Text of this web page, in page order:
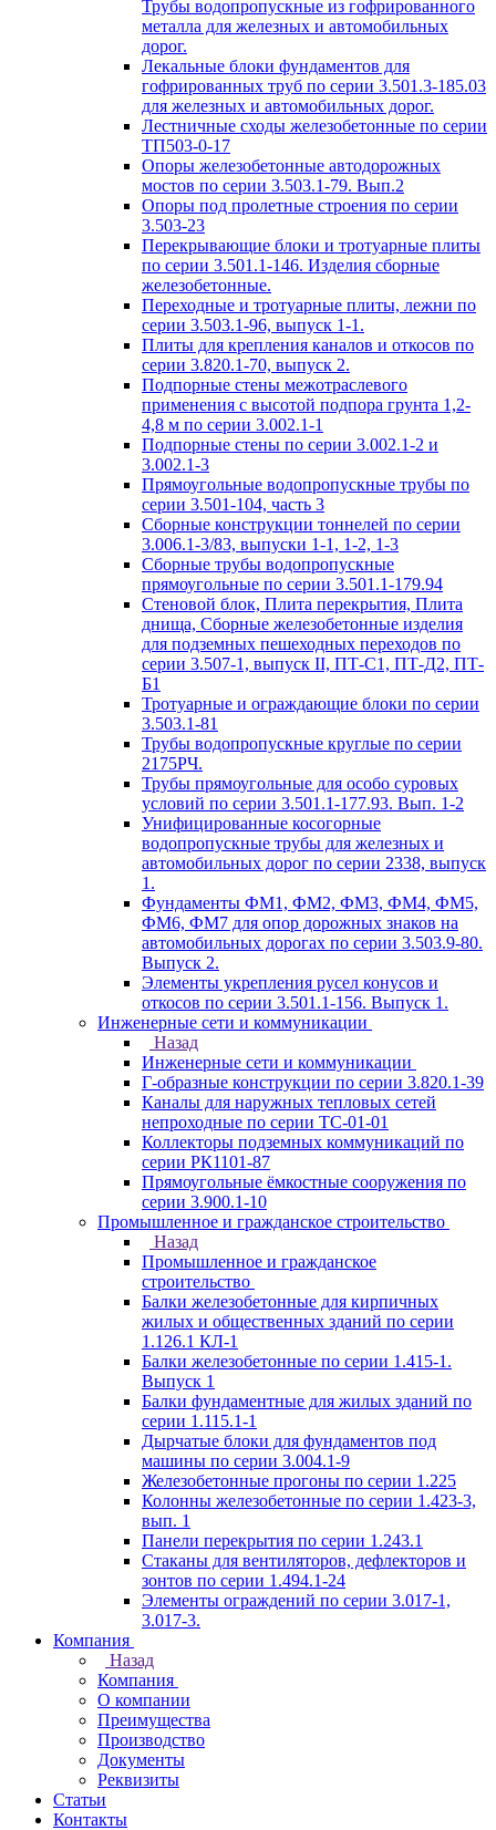
Трубы водопропускные из гофрированного
металла для железных и автомобильных
дорог.
Лекальные блоки фундаментов для
гофрированных труб по серии 3.501.3-185.03
для железных и автомобильных дорог.
Лестничные сходы железобетонные по серии
ТП503-0-17
Опоры железобетонные автодорожных
мостов по серии 3.503.1-79. Вып.2
Опоры под пролетные строения по серии
3.503-23
Перекрывающие блоки и тротуарные плиты
по серии 3.501.1-146. Изделия сборные
железобетонные.
Переходные и тротуарные плиты, лежни по
серии 3.503.1-96, выпуск 1-1.
Плиты для крепления каналов и откосов по
серии 3.820.1-70, выпуск 2.
Подпорные стены межотраслевого
применения с высотой подпора грунта 1,2-
4,8 м по серии 3.002.1-1
Подпорные стены по серии 3.002.1-2 и
3.002.1-3
Прямоугольные водопропускные трубы по
серии 3.501-104, часть 3
Сборные конструкции тоннелей по серии
3.006.1-3/83, выпуски 1-1, 1-2, 1-3
Сборные трубы водопропускные
прямоугольные по серии 3.501.1-179.94
Стеновой блок, Плита перекрытия, Плита
днища, Сборные железобетонные изделия
для подземных пешеходных переходов по
серии 3.507-1, выпуск II, ПТ-С1, ПТ-Д2, ПТ-
Б1
Тротуарные и ограждающие блоки по серии
3.503.1-81
Трубы водопропускные круглые по серии
2175РЧ.
Трубы прямоугольные для особо суровых
условий по серии 3.501.1-177.93. Вып. 1-2
Унифицированные косогорные
водопропускные трубы для железных и
автомобильных дорог по серии 2338, выпуск
1.
Фундаменты ФМ1, ФМ2, ФМ3, ФМ4, ФМ5,
ФМ6, ФМ7 для опор дорожных знаков на
автомобильных дорогах по серии 3.503.9-80.
Выпуск 2.
Элементы укрепления русел конусов и
откосов по серии 3.501.1-156. Выпуск 1.
Инженерные сети и коммуникации
Назад
Инженерные сети и коммуникации
Г-образные конструкции по серии 3.820.1-39
Каналы для наружных тепловых сетей
непроходные по серии ТС-01-01
Коллекторы подземных коммуникаций по
серии РК1101-87
Прямоугольные ёмкостные сооружения по
серии 3.900.1-10
Промышленное и гражданское строительство
Назад
Промышленное и гражданское
строительство
Балки железобетонные для кирпичных
жилых и общественных зданий по серии
1.126.1 КЛ-1
Балки железобетонные по серии 1.415-1.
Выпуск 1
Балки фундаментные для жилых зданий по
серии 1.115.1-1
Дырчатые блоки для фундаментов под
машины по серии 3.004.1-9
Железобетонные прогоны по серии 1.225
Колонны железобетонные по серии 1.423-3,
вып. 1
Панели перекрытия по серии 1.243.1
Стаканы для вентиляторов, дефлекторов и
зонтов по серии 1.494.1-24
Элементы ограждений по серии 3.017-1,
3.017-3.
Компания
Назад
Компания
О компании
Преимущества
Производство
Документы
Реквизиты
Статьи
Контакты